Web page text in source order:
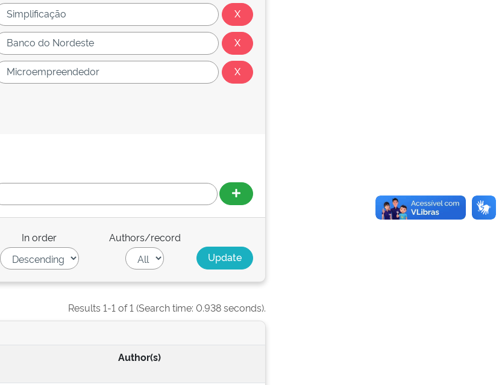
In order Authors/record
Results 1-1 of 1 (Search time: 0.938 seconds).
Author(s)